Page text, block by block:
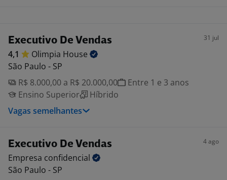
Executivo De Vendas 31 jul
4,1 Olimpia House
São Paulo - SP
R$ 8.000,00 a R$ 20.000,00
Entre 1 e 3 anos
Ensino Superior
Híbrido
Vagas semelhantes
Executivo De Vendas 4 ago
Empresa confidencial
São Paulo - SP